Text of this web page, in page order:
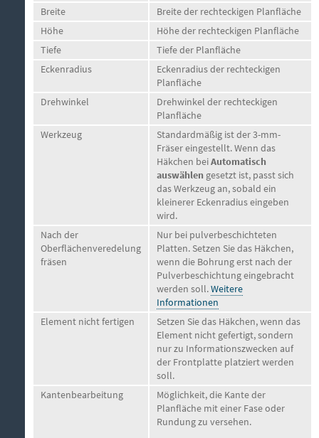
Breite
Breite der rechteckigen Planfläche
Höhe
Höhe der rechteckigen Planfläche
Tiefe
Tiefe der Planfläche
Eckenradius
Eckenradius der rechteckigen
Planfläche
Drehwinkel
Drehwinkel der rechteckigen
Planfläche
Werkzeug
Standardmäßig ist der 3-mm-
Fräser eingestellt. Wenn das
Häkchen beiAutomatisch
auswählen gesetzt ist, passt sich
das Werkzeug an, sobald ein
kleinerer Eckenradius eingeben
wird.
Nach der
Oberflächenveredelung
fräsen
Nur bei pulverbeschichteten
Platten. Setzen Sie das Häkchen,
wenn die Bohrung erst nach der
Pulverbeschichtung eingebracht
werden soll.Weitere
Informationen
Element nicht fertigen
Setzen Sie das Häkchen, wenn das
Element nicht gefertigt, sondern
nur zu Informationszwecken auf
der Frontplatte platziert werden
soll.
Kantenbearbeitung
Möglichkeit, die Kante der
Planfläche mit einer Fase oder
Rundung zu versehen.